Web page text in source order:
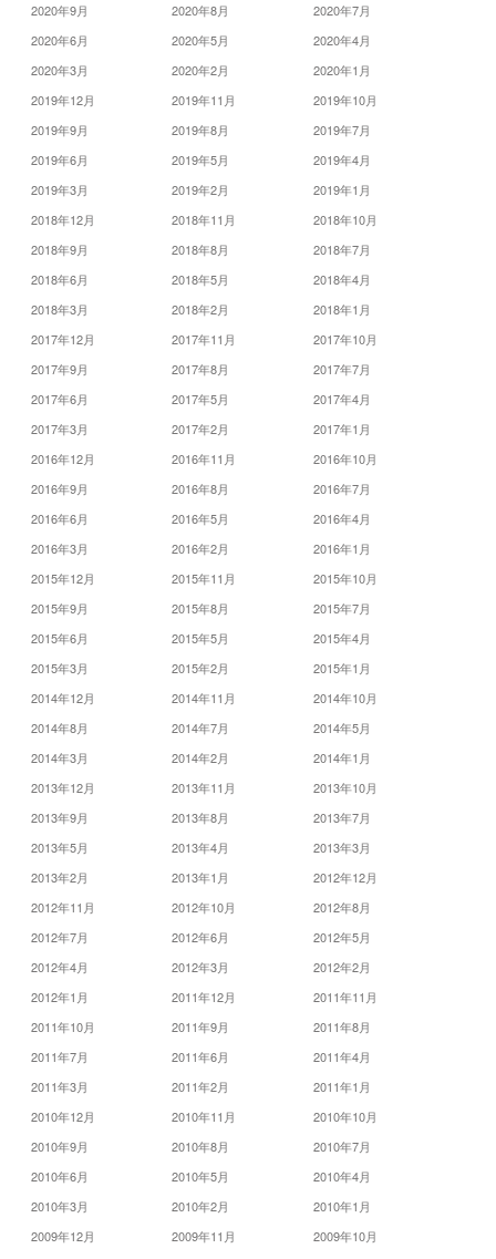
2020年9月
2020年8月
2020年7月
2020年6月
2020年5月
2020年4月
2020年3月
2020年2月
2020年1月
2019年12月
2019年11月
2019年10月
2019年9月
2019年8月
2019年7月
2019年6月
2019年5月
2019年4月
2019年3月
2019年2月
2019年1月
2018年12月
2018年11月
2018年10月
2018年9月
2018年8月
2018年7月
2018年6月
2018年5月
2018年4月
2018年3月
2018年2月
2018年1月
2017年12月
2017年11月
2017年10月
2017年9月
2017年8月
2017年7月
2017年6月
2017年5月
2017年4月
2017年3月
2017年2月
2017年1月
2016年12月
2016年11月
2016年10月
2016年9月
2016年8月
2016年7月
2016年6月
2016年5月
2016年4月
2016年3月
2016年2月
2016年1月
2015年12月
2015年11月
2015年10月
2015年9月
2015年8月
2015年7月
2015年6月
2015年5月
2015年4月
2015年3月
2015年2月
2015年1月
2014年12月
2014年11月
2014年10月
2014年8月
2014年7月
2014年5月
2014年3月
2014年2月
2014年1月
2013年12月
2013年11月
2013年10月
2013年9月
2013年8月
2013年7月
2013年5月
2013年4月
2013年3月
2013年2月
2013年1月
2012年12月
2012年11月
2012年10月
2012年8月
2012年7月
2012年6月
2012年5月
2012年4月
2012年3月
2012年2月
2012年1月
2011年12月
2011年11月
2011年10月
2011年9月
2011年8月
2011年7月
2011年6月
2011年4月
2011年3月
2011年2月
2011年1月
2010年12月
2010年11月
2010年10月
2010年9月
2010年8月
2010年7月
2010年6月
2010年5月
2010年4月
2010年3月
2010年2月
2010年1月
2009年12月
2009年11月
2009年10月